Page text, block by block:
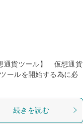
貨ツール】 仮想通貨
ルを開始する為に必
続きを読む